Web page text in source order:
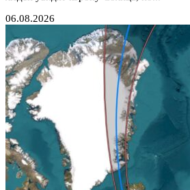
06.08.2026